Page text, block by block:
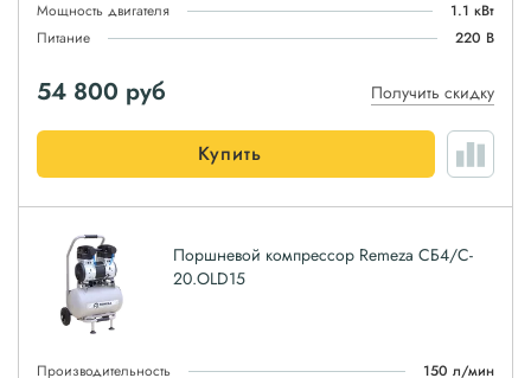
Мощность двигателя
1.1 кВт
Питание
220 В
54 800 руб Получить скидку
Купить
Поршневой компрессор Remeza СБ4/C-
20.OLD15
Производительность
150 л/мин